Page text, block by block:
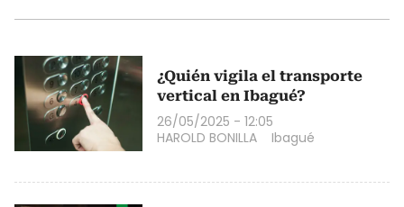
¿Quién vigila el transporte
vertical en Ibagué?
26/05/2025 - 12:05
HAROLD BONILLA
Ibagué